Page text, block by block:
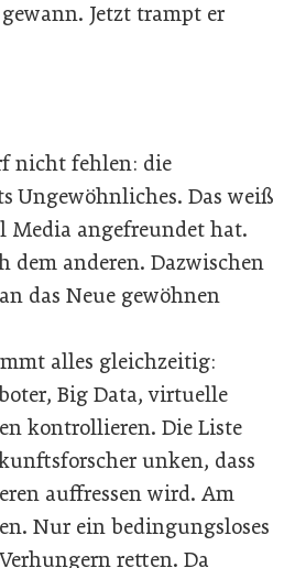
Jetzt trampt er
nicht fehlen: die
Ungewöhnliches. Das weiß
Media angefreundet hat.
dem anderen. Dazwischen
das Neue gewöhnen
alles gleichzeitig:
Big Data, virtuelle
kontrollieren. Die Liste
unken, dass
auffressen wird. Am
Nur ein bedingungsloses
retten. Da